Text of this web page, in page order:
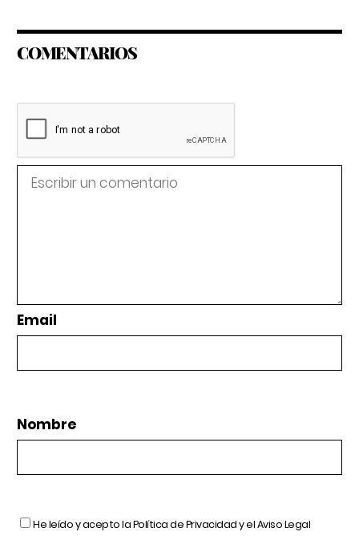
COMENTARIOS
Email
Nombre
He leído y acepto laPolítica de Privacidady elAviso Legal